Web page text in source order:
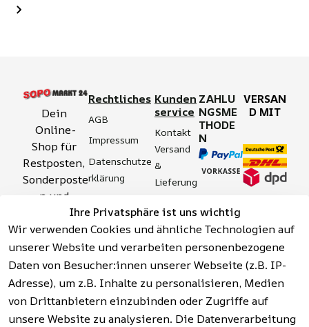
Ihre Privatsphäre ist uns wichtig
Wir verwenden Cookies und ähnliche Technologien auf
unserer Website und verarbeiten personenbezogene
Daten von Besucher:innen unserer Webseite (z.B. IP-
Adresse), um z.B. Inhalte zu personalisieren, Medien
von Drittanbietern einzubinden oder Zugriffe auf
unsere Website zu analysieren. Die Datenverarbeitung
Dein
Online-
Shop für
Restposten,
Sonderposte
n und
Aktionsartik
el rund um
Werkzeuge,
Garten,
Haushalt
und mehr.
Rechtliches
AGB
Impressum
Datenschutze
rklärung
tserklärung
Widerrufsrech
t
Hinweise zur
Batterieentso
rgung
Kunden
service
Kontakt
Versand
&
Lieferung
&
Sicherhei
t
Häufige
Fragen
(FAQ)
ZAHLU
NGSME
THODE
N
VERSAN
D MIT